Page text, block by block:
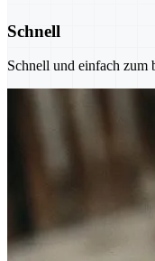
Schnell
Schnell und einfach zum